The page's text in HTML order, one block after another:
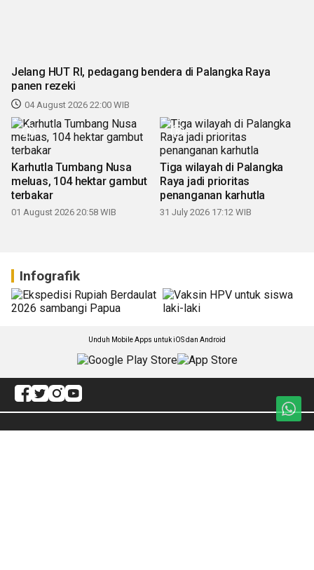
Jelang HUT RI, pedagang bendera di Palangka Raya
panen rezeki
04 August 2026 22:00 WIB
Karhutla Tumbang Nusa
meluas, 104 hektar gambut
terbakar
01 August 2026 20:58 WIB
Tiga wilayah di Palangka
Raya jadi prioritas
penanganan karhutla
31 July 2026 17:12 WIB
Infografik
Unduh Mobile Apps untuk iOS dan Android